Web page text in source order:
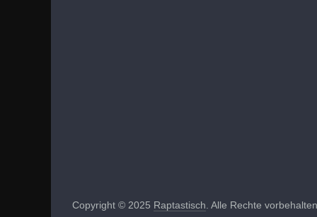
Copyright © 2025 Raptastisch . Alle Rechte